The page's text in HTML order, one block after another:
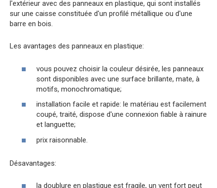
l'extérieur avec des panneaux en plastique, qui sont installés
sur une caisse constituée d'un profilé métallique ou d'une
barre en bois.
Les avantages des panneaux en plastique:
vous pouvez choisir la couleur désirée, les panneaux
sont disponibles avec une surface brillante, mate, à
motifs, monochromatique;
installation facile et rapide: le matériau est facilement
coupé, traité, dispose d'une connexion fiable à rainure
et languette;
prix raisonnable.
Désavantages:
la doublure en plastique est fragile, un vent fort peut